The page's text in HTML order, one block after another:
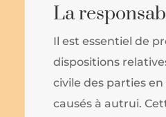
La
Il est essentiel de
dispositions
civile des parties
causés à autrui.